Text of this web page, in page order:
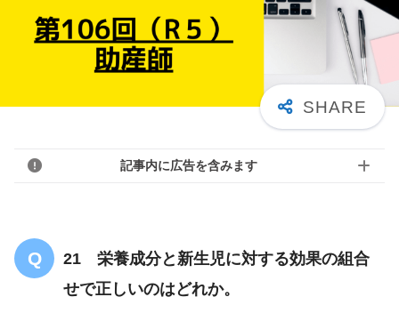
記事内に広告を含みます
21 栄養成分と新生児に対する効果の組合
せで正しいのはどれか。